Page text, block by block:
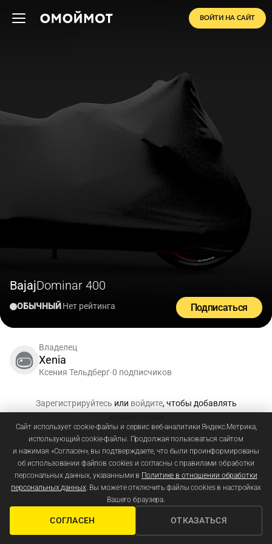
ВОЙТИ НА САЙТ
BajajDominar 400
ОБЫЧНЫЙНет рейтинга Подписаться
Владелец
Xenia
Ксения Тельдберг•0 подписчиков
Зарегистрируйтесь или войдите, чтобы добавлять
Сайт использует cookie-файлы и сервис веб-аналитики Яндекс.Метрика,
использующий cookie-файлы. Продолжая пользоваться сайтом
и нажимая «Согласен», вы подтверждаете, что были проинформированы
об использовании файлов cookies и согласны с правилами обработки
персональных данных, указанными в Политике в отношении обработки
персональных данных. Вы можете отключить файлы cookies в настройках
Вашего браузера.
СОГЛАСЕН ОТКАЗАТЬСЯ